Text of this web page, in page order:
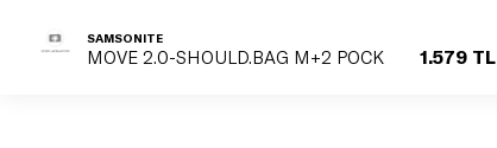
SAMSONITE
MOVE 2.0-SHOULD.BAG M+2 POCK 1.579 TL